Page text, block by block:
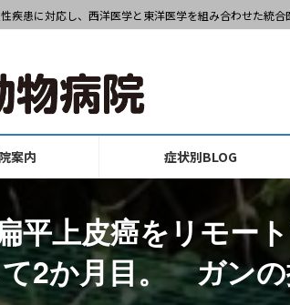
患に対応し、西洋医学と東洋医学を組み合わせた統
案内 症状別BLOG
上皮癌をリモー
2か月目。 ガン